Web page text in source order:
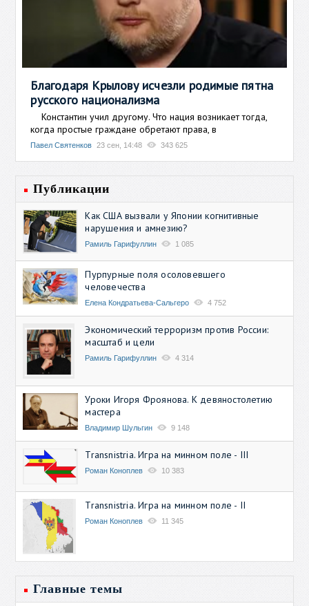
Благодаря Крылову исчезли родимые пятна
русского национализма
Константин учил другому. Что нация возникает тогда,
когда простые граждане обретают права, в
Павел Святенков 23 сен, 14:48 343 625
Публикации
Как США вызвали у Японии когнитивные
нарушения и амнезию?
Рамиль Гарифуллин 1 085
Пурпурные поля осоловевшего
человечества
Елена Кондратьева-Сальгеро 4 752
Экономический терроризм против России:
масштаб и цели
Рамиль Гарифуллин 4 314
Уроки Игоря Фроянова. К девяностолетию
мастера
Владимир Шульгин 9 148
Transnistria. Игра на минном поле - III
Роман Коноплев 10 383
Transnistria. Игра на минном поле - II
Роман Коноплев 11 345
Главные темы